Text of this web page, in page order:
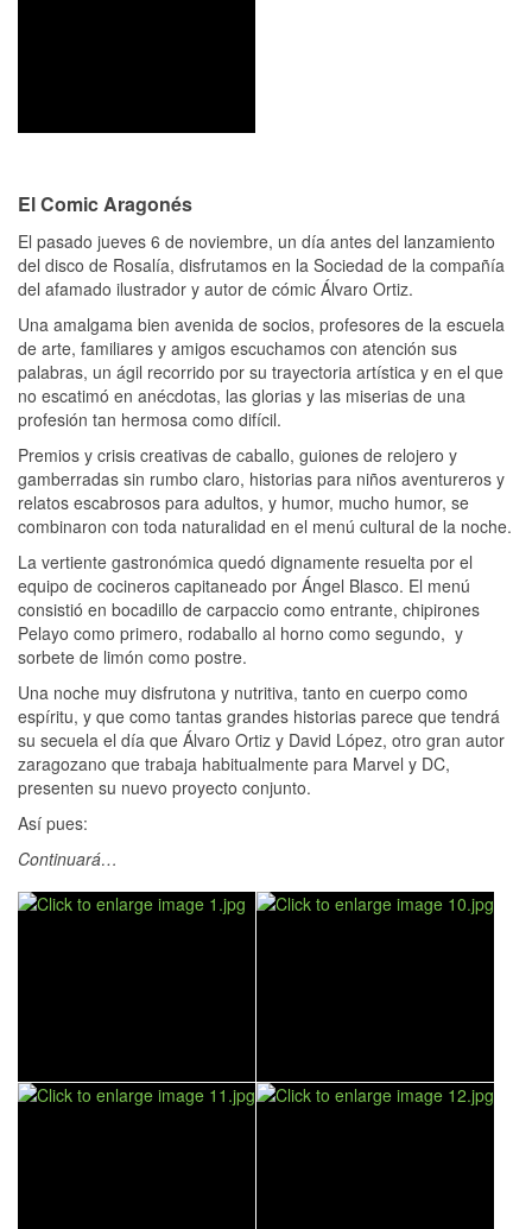
El Comic Aragonés
El pasado jueves 6 de noviembre, un día antes del lanzamiento
del disco de Rosalía, disfrutamos en la Sociedad de la compañía
del afamado ilustrador y autor de cómic Álvaro Ortiz.
Una amalgama bien avenida de socios, profesores de la escuela
de arte, familiares y amigos escuchamos con atención sus
palabras, un ágil recorrido por su trayectoria artística y en el que
no escatimó en anécdotas, las glorias y las miserias de una
profesión tan hermosa como difícil.
Premios y crisis creativas de caballo, guiones de relojero y
gamberradas sin rumbo claro, historias para niños aventureros y
relatos escabrosos para adultos, y humor, mucho humor, se
combinaron con toda naturalidad en el menú cultural de la noche.
La vertiente gastronómica quedó dignamente resuelta por el
equipo de cocineros capitaneado por Ángel Blasco. El menú
consistió en bocadillo de carpaccio como entrante, chipirones
Pelayo como primero, rodaballo al horno como segundo, y
sorbete de limón como postre.
Una noche muy disfrutona y nutritiva, tanto en cuerpo como
espíritu, y que como tantas grandes historias parece que tendrá
su secuela el día que Álvaro Ortiz y David López, otro gran autor
zaragozano que trabaja habitualmente para Marvel y DC,
presenten su nuevo proyecto conjunto.
Así pues:
Continuará…